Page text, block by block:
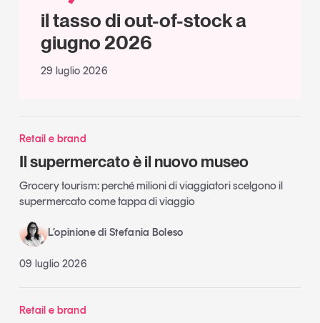
il tasso di out-of-stock a
giugno 2026
29 luglio 2026
Retail e brand
Il supermercato è il nuovo museo
Grocery tourism: perché milioni di viaggiatori scelgono il
supermercato come tappa di viaggio
L’opinione di Stefania Boleso
09 luglio 2026
Retail e brand